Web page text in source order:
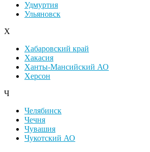
Удмуртия
Ульяновск
Х
Хабаровский край
Хакасия
Ханты-Мансийский АО
Херсон
Ч
Челябинск
Чечня
Чувашия
Чукотский АО